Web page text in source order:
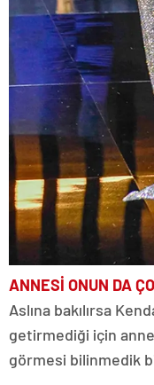
ANNESİ ONUN DA
Aslına bakılırsa
getirmediği için
görmesi bilinmedik